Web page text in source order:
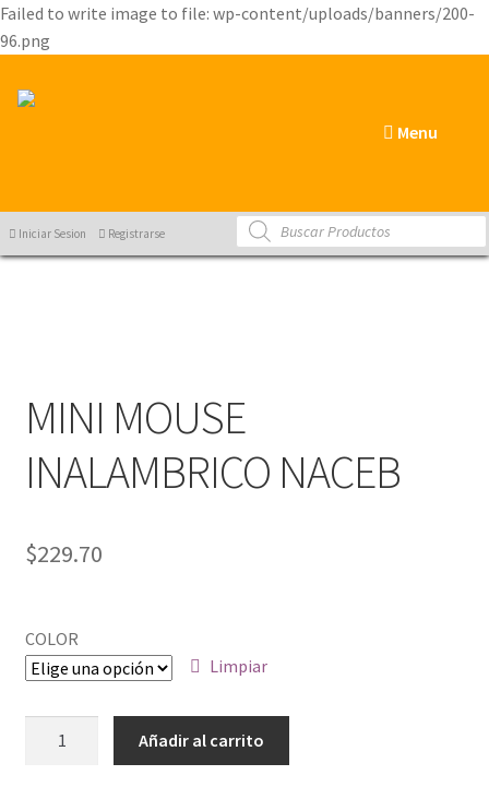
Failed to write image to file: wp-content/uploads/banners/200-
96.png
Menu
Products
search
Iniciar Sesion Registrarse
MINI MOUSE
INALAMBRICO NACEB
$229.70
COLOR
Limpiar
Añadir al carrito